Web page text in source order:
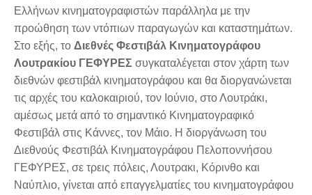
Ελλήνων κινηματογραφιστών παράλληλα με την
προώθηση των ντόπιων παραγωγών και καταστημάτων.
Στο εξής, το Διεθνές Φεστιβάλ Κινηματογράφου
Λουτρακίου ΓΕΦΥΡΕΣ συγκαταλέγεται στον χάρτη των
διεθνών φεστιβάλ κινηματογράφου και θα διοργανώνεται
τις αρχές του καλοκαιριού, τον Ιούνιο, στο Λουτράκι,
αμέσως μετά από το σημαντικό Κινηματογραφικό
Φεστιβάλ στις Κάννες, τον Μάιο. Η διοργάνωση του
Διεθνούς Φεστιβάλ Κινηματογράφου Πελοποννήσου
ΓΕΦΥΡΕΣ, σε τρεις πόλεις, Λουτρακι, Κόρινθο και
Ναύπλιο, γίνεται από επαγγελματίες του κινηματογράφου